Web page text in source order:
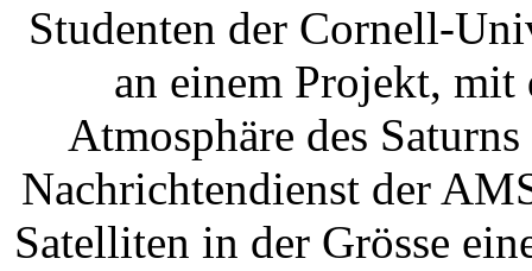
Studenten der Cornell-
an einem Projekt,
Atmosphäre des
Nachrichtendienst der
Satelliten in der Grösse